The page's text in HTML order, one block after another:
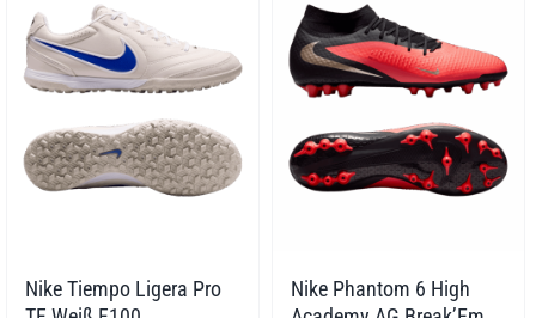
Nike Tiempo Ligera Pro
Nike Phantom 6 High